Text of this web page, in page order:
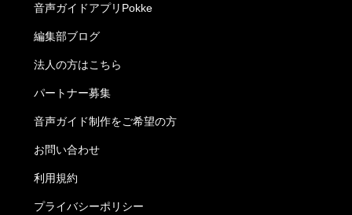
音声ガイドアプリPokke
編集部ブログ
法人の方はこちら
パートナー募集
音声ガイド制作をご希望の方
お問い合わせ
利用規約
プライバシーポリシー